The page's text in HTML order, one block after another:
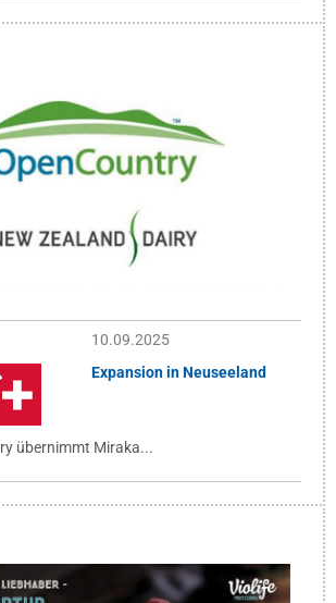
10.09.2025
Expansion in Neuseeland
übernimmt Miraka...